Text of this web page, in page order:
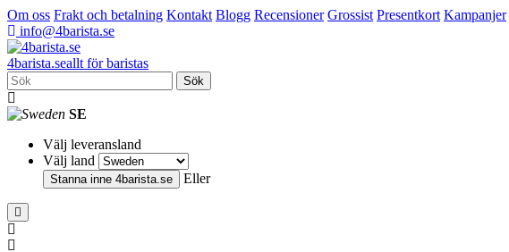
Om oss Frakt och betalning Kontakt Blogg Recensioner Grossist Presentkort Kampanjer
info@4barista.se
4barista.seallt för baristas
Sök
SE
Välj leveransland
Välj land
Stanna inne 4barista.se Eller